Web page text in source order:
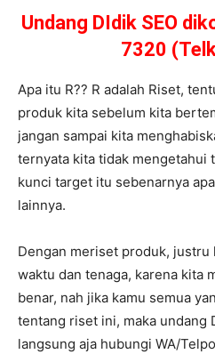
Undang DIdik SEO
7320
Apa itu R?? R adalah Riset,
produk kita sebelum kita
jangan sampai kita
ternyata kita tidak mengetahui
kunci target itu sebenarnya
lainnya.
Dengan meriset produk, justru
waktu dan tenaga, karena kita
benar, nah jika kamu semua
tentang riset ini, maka undang
langsung aja hubungi WA/